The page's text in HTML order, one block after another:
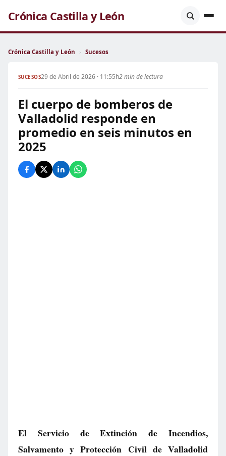
Crónica Castilla y León
Crónica Castilla y León › Sucesos
SUCESOS29 de Abril de 2026 · 11:55h2 min de lectura
El cuerpo de bomberos de
Valladolid responde en
promedio en seis minutos en
2025
El Servicio de Extinción de Incendios,
Salvamento y Protección Civil de Valladolid